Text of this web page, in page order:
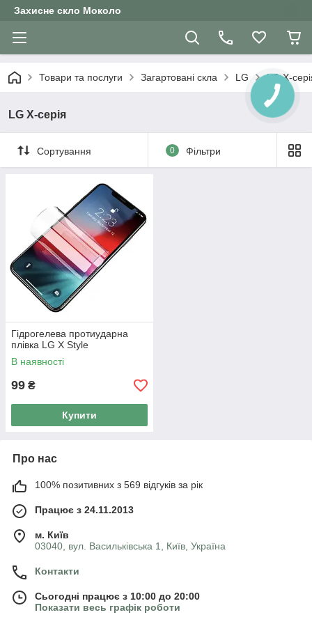
Захисне скло Moколо
Товари та послуги Загартовані скла LG LG X-
LG X-серія
Сортування 0 Фільтри
Гідрогелева протиударна
плівка LG X Style
В наявності
99 ₴
Купити
Про нас
100% позитивних з 569 відгуків за рік
Працює з 24.11.2013
м. Київ
03040, вул. Васильківська 1, Київ, Україна
Контакти
Сьогодні працює з 10:00 до 20:00
Показати весь графік роботи